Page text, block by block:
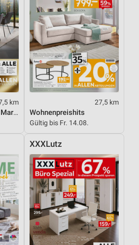
km
Spezial-Prospekt der Marken
27,5 km
Wohnenpreishits
Gültig bis Fr. 14.08.
XXXLutz
der Angebote
Daten zur Auswahl von
Standortdaten
angeforderten